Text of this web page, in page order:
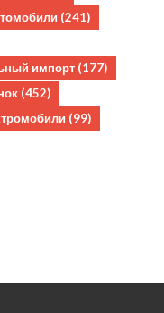
(241)
импорт (177)
(452)
(99)